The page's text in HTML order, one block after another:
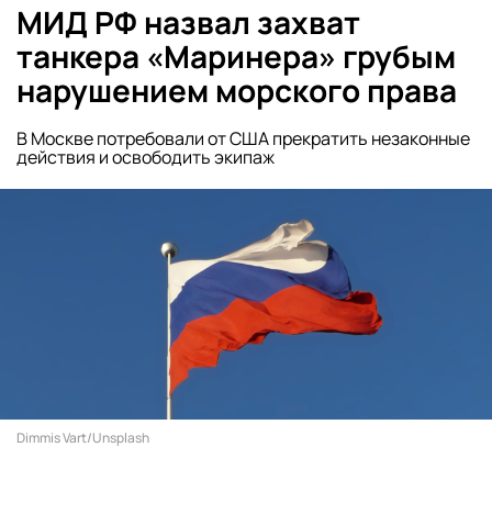
МИД РФ назвал захват
танкера «Маринера» грубым
нарушением морского права
В Москве потребовали от США прекратить незаконные
действия и освободить экипаж
Dimmis Vart/Unsplash